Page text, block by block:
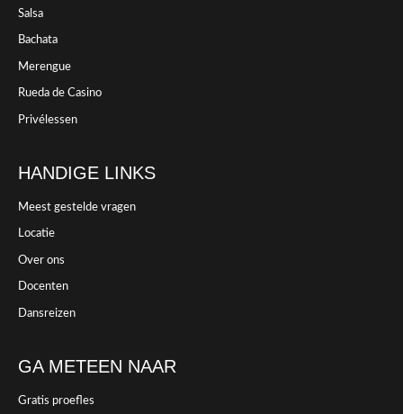
Salsa
Bachata
Merengue
Rueda de Casino
Privélessen
HANDIGE LINKS
Meest gestelde vragen
Locatie
Over ons
Docenten
Dansreizen
GA METEEN NAAR
Gratis proefles